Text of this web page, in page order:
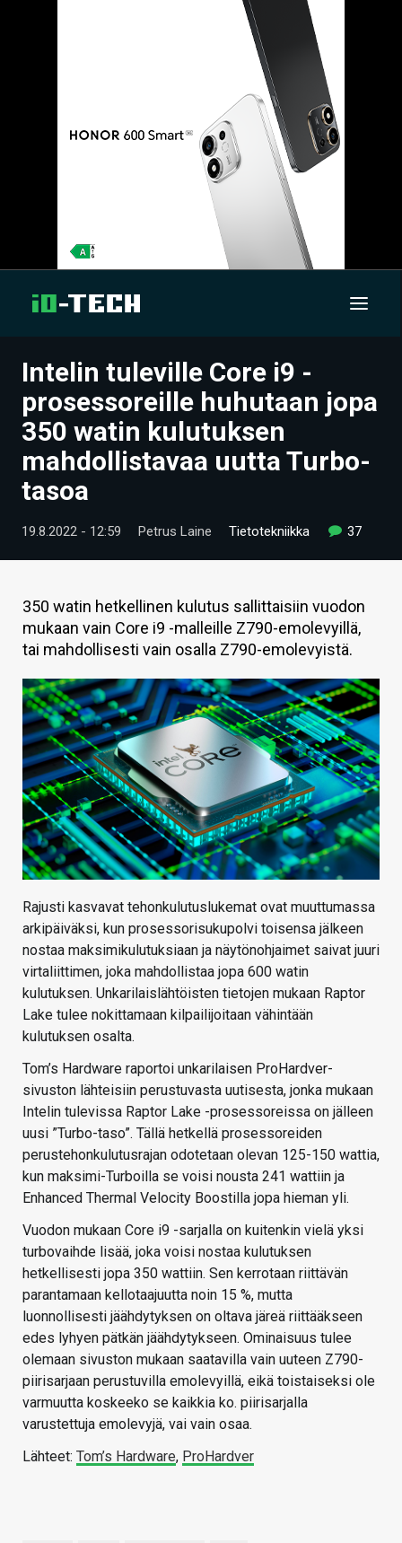
UUTISET
ARTIKKELIT
VIDEOT
TECHBBS
TIETOA
KAUPPA
VAIHDA TEEMA
HAKU
Intelin tuleville Core i9 -
prosessoreille huhutaan jopa
350 watin kulutuksen
mahdollistavaa uutta Turbo-
tasoa
19.8.2022 - 12:59 Petrus Laine Tietotekniikka 37
350 watin hetkellinen kulutus sallittaisiin vuodon
mukaan vain Core i9 -malleille Z790-emolevyillä,
tai mahdollisesti vain osalla Z790-emolevyistä.
Rajusti kasvavat tehonkulutuslukemat ovat muuttumassa
arkipäiväksi, kun prosessorisukupolvi toisensa jälkeen
nostaa maksimikulutuksiaan ja näytönohjaimet saivat juuri
virtaliittimen, joka mahdollistaa jopa 600 watin
kulutuksen. Unkarilaislähtöisten tietojen mukaan Raptor
Lake tulee nokittamaan kilpailijoitaan vähintään
kulutuksen osalta.
Tom’s Hardware raportoi unkarilaisen ProHardver-
sivuston lähteisiin perustuvasta uutisesta, jonka mukaan
Intelin tulevissa Raptor Lake -prosessoreissa on jälleen
uusi ”Turbo-taso”. Tällä hetkellä prosessoreiden
perustehonkulutusrajan odotetaan olevan 125-150 wattia,
kun maksimi-Turboilla se voisi nousta 241 wattiin ja
Enhanced Thermal Velocity Boostilla jopa hieman yli.
Vuodon mukaan Core i9 -sarjalla on kuitenkin vielä yksi
turbovaihde lisää, joka voisi nostaa kulutuksen
hetkellisesti jopa 350 wattiin. Sen kerrotaan riittävän
parantamaan kellotaajuutta noin 15 %, mutta
luonnollisesti jäähdytyksen on oltava järeä riittääkseen
edes lyhyen pätkän jäähdytykseen. Ominaisuus tulee
olemaan sivuston mukaan saatavilla vain uuteen Z790-
piirisarjaan perustuvilla emolevyillä, eikä toistaiseksi ole
varmuutta koskeeko se kaikkia ko. piirisarjalla
varustettuja emolevyjä, vai vain osaa.
Lähteet: Tom’s Hardware, ProHardver